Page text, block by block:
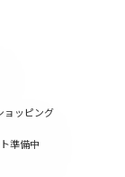
ョッピング
準備中